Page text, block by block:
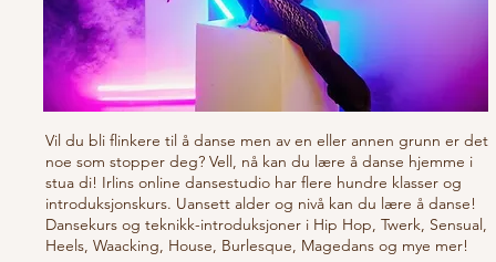
Vil du bli flinkere til å danse men av en eller annen grunn er det
noe som stopper deg? Vell, nå kan du lære å danse hjemme i
stua di! Irlins online dansestudio har flere hundre klasser og
introduksjonskurs. Uansett alder og nivå kan du lære å danse!
Dansekurs og teknikk-introduksjoner i Hip Hop, Twerk, Sensual,
Heels, Waacking, House, Burlesque, Magedans og mye mer!